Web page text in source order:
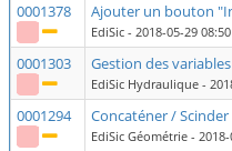
0001378 Ajouter un bouton
EdiSic - 2018-05-29 08:50
0001303 Gestion des
EdiSic Hydraulique -
0001294 Concaténer /
EdiSic Géométrie -